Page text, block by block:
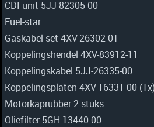
CDI-unit 5JJ-82305-00
Fuel-star
Gaskabel set 4XV-26302-01
Koppelingshendel 4XV-83912-11
Koppelingskabel 5JJ-26335-00
Koppelingsplaten 4XV-16331-00
Motorkaprubber 2 stuks
Oliefilter 5GH-13440-00